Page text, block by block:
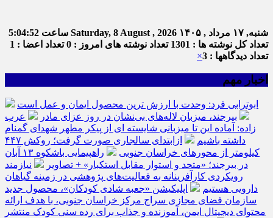
شنبه, ۱۷ مرداد , ۱۴۰۵ Saturday, 8 August , 2026 ساعت 5:04:52
تعداد کل نوشته ها : 1301
تعداد نوشته های امروز : 0
تعداد اعضا : 1
تعداد دیدگاهها : 3
×
اخبار مهم
ابوترابی فرد: وحدت با ارزش ترین محصول ایمان و عمل است
بیرجند، میزبان لاله‌های بی‌نشان در روز عزای مادر
عرب
زاده: آماده این تا میزبانی شایسته ای از پیکر مطهر شهدای گمنام
داشته باشیم
ازابتدای سالجاری صورت گرفت؛ روکش ۴۴۷
کیلومتر از محورهای خراسان جنوبی
راهپیمایی باشکوه ۱۳ آبان
در بیرجند؛ «متحد و استوار مقابل استکبار» + تصاویر
نیازمند
رویکردی کارآفرینانه به فعالیت‌های پژوهشی در زمینه گیاهان
دارویی هستیم
اپلیکیشن «جعبه شادی کودکان»، محصول جدید
سازمان فضای مجازی سراج مرکز خراسان جنوبی، با هدف ارائه
محتوای دیجیتال ایمن، آموزنده و جذاب برای رده سنی کودک منتشر